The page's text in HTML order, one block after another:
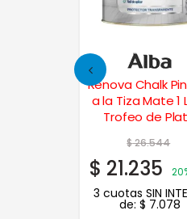
Frentes Xp
Kgs. – Negro
$0